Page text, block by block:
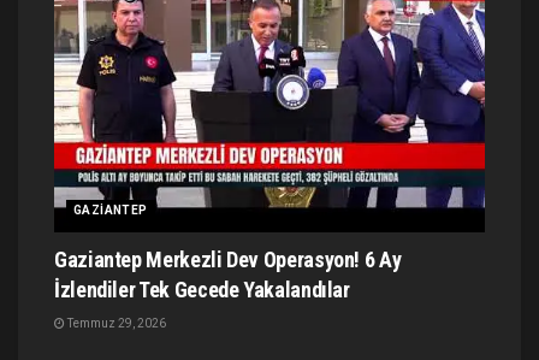
GAZIANTEP
Gaziantep Merkezli Dev Operasyon! 6 Ay
İzlendiler Tek Gecede Yakalandılar
Temmuz 29, 2026